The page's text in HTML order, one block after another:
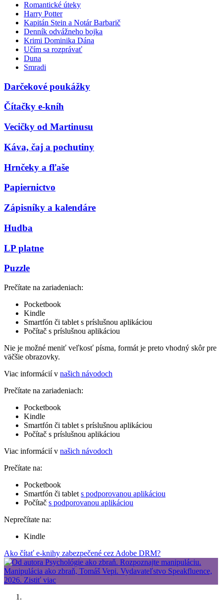
Romantické úteky
Harry Potter
Kapitán Stein a Notár Barbarič
Denník odvážneho bojka
Krimi Dominika Dána
Učím sa rozprávať
Duna
Smradi
Darčekové poukážky
Čítačky e-kníh
Vecičky od Martinusu
Káva, čaj a pochutiny
Hrnčeky a fľaše
Papiernictvo
Zápisníky a kalendáre
Hudba
LP platne
Puzzle
Prečítate na zariadeniach:
Pocketbook
Kindle
Smartfón či tablet s príslušnou aplikáciou
Počítač s príslušnou aplikáciou
Nie je možné meniť veľkosť písma, formát je preto vhodný skôr pre
väčšie obrazovky.
Viac informácií v našich návodoch
Prečítate na zariadeniach:
Pocketbook
Kindle
Smartfón či tablet s príslušnou aplikáciou
Počítač s príslušnou aplikáciou
Viac informácií v našich návodoch
Prečítate na:
Pocketbook
Smartfón či tablet s podporovanou aplikáciou
Počítač s podporovanou aplikáciou
Neprečítate na:
Kindle
Ako čítať e-knihy zabezpečené cez Adobe DRM?